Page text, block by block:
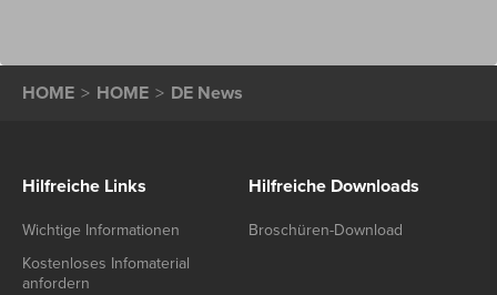
HOME HOME DE News
Hilfreiche Links
Wichtige Informationen
Kostenloses Infomaterial
anfordern
Hilfreiche Downloads
Broschüren-Download